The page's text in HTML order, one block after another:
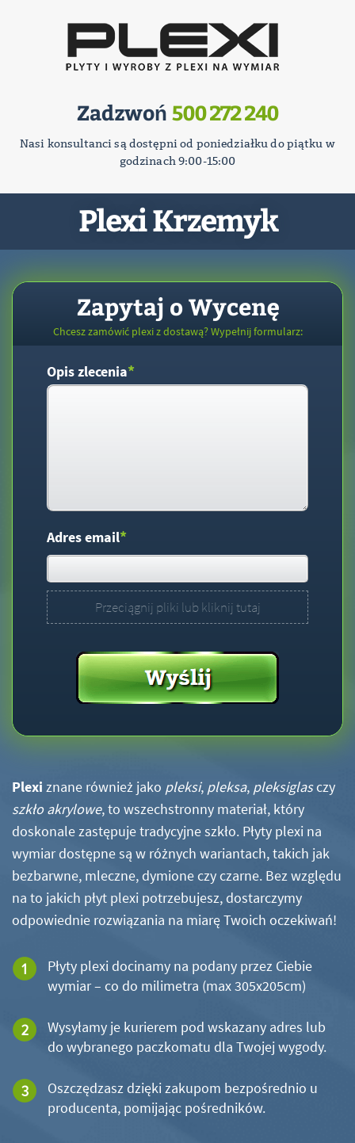
Zadzwoń 500 272 240
Nasi konsultanci są dostępni od poniedziałku do piątku w
godzinach 9:00-15:00
Plexi Krzemyk
Zapytaj o Wycenę
Chcesz zamówić plexi z dostawą? Wypełnij formularz:
Opis zlecenia*
Adres email*
Przeciągnij pliki lub kliknij tutaj
Plexi znane również jako pleksi, pleksa, pleksiglasczy
szkło akrylowe, to wszechstronny materiał, który
doskonale zastępuje tradycyjne szkło. Płyty plexi na
wymiar dostępne są w różnych wariantach, takich jak
bezbarwne, mleczne, dymione czy czarne. Bez względu
na to jakich płyt plexi potrzebujesz, dostarczymy
odpowiednie rozwiązania na miarę Twoich oczekiwań!
Płyty plexi docinamy na podany przez Ciebie
wymiar – co do milimetra (max 305x205cm)
Wysyłamy je kurierem pod wskazany adres lub
do wybranego paczkomatu dla Twojej wygody.
Oszczędzasz dzięki zakupom bezpośrednio u
producenta, pomijając pośredników.